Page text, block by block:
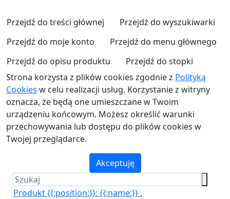
Przejdź do treści głównej
Przejdź do wyszukiwarki
Przejdź do moje konto
Przejdź do menu głównego
Przejdź do opisu produktu
Przejdź do stopki
Strona korzysta z plików cookies zgodnie z Polityką
Cookies w celu realizacji usług. Korzystanie z witryny
oznacza, że będą one umieszczane w Twoim
urządzeniu końcowym. Możesz określić warunki
przechowywania lub dostępu do plików cookies w
Twojej przeglądarce.
Akceptuję
Produkt {{:position:}}: {{:name:}} .